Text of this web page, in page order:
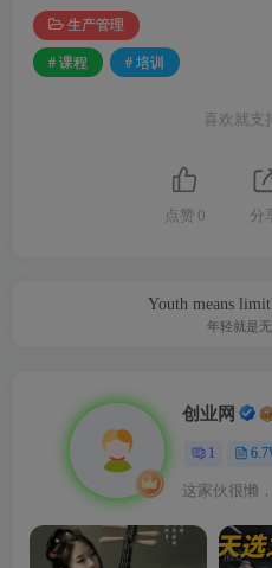
生产管理
# 课程 # 培训
喜欢就支
点赞 0 分
Youth means
年轻就是
创业网
1
这家伙很懒